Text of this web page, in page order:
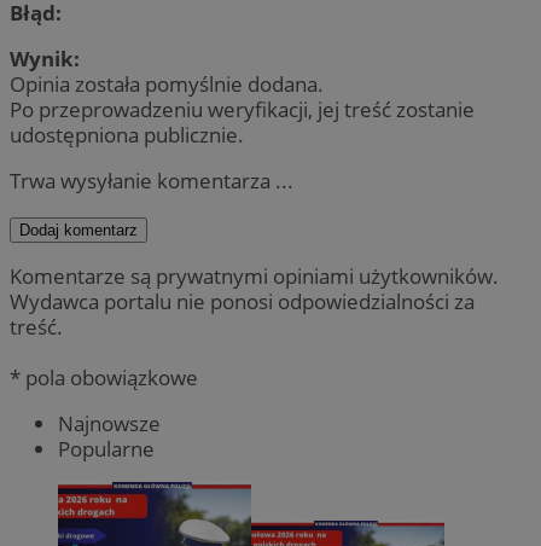
Błąd:
Wynik:
Opinia została pomyślnie dodana.
Po przeprowadzeniu weryfikacji, jej treść zostanie
udostępniona publicznie.
Trwa wysyłanie komentarza ...
Dodaj komentarz
Komentarze są prywatnymi opiniami użytkowników.
Wydawca portalu nie ponosi odpowiedzialności za
treść.
* pola obowiązkowe
Najnowsze
Popularne